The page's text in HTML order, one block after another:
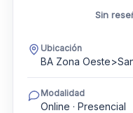
Sin
Ubicación
BA Zona
Modalidad
Online · Presencial